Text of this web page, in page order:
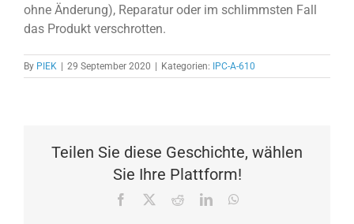
ohne Änderung), Reparatur oder im schlimmsten Fall
das Produkt verschrotten.
By PIEK | 29 September 2020 | Kategorien: IPC-A-610
Teilen Sie diese Geschichte, wählen
Sie Ihre Plattform!
Facebook RedditLinkedIn